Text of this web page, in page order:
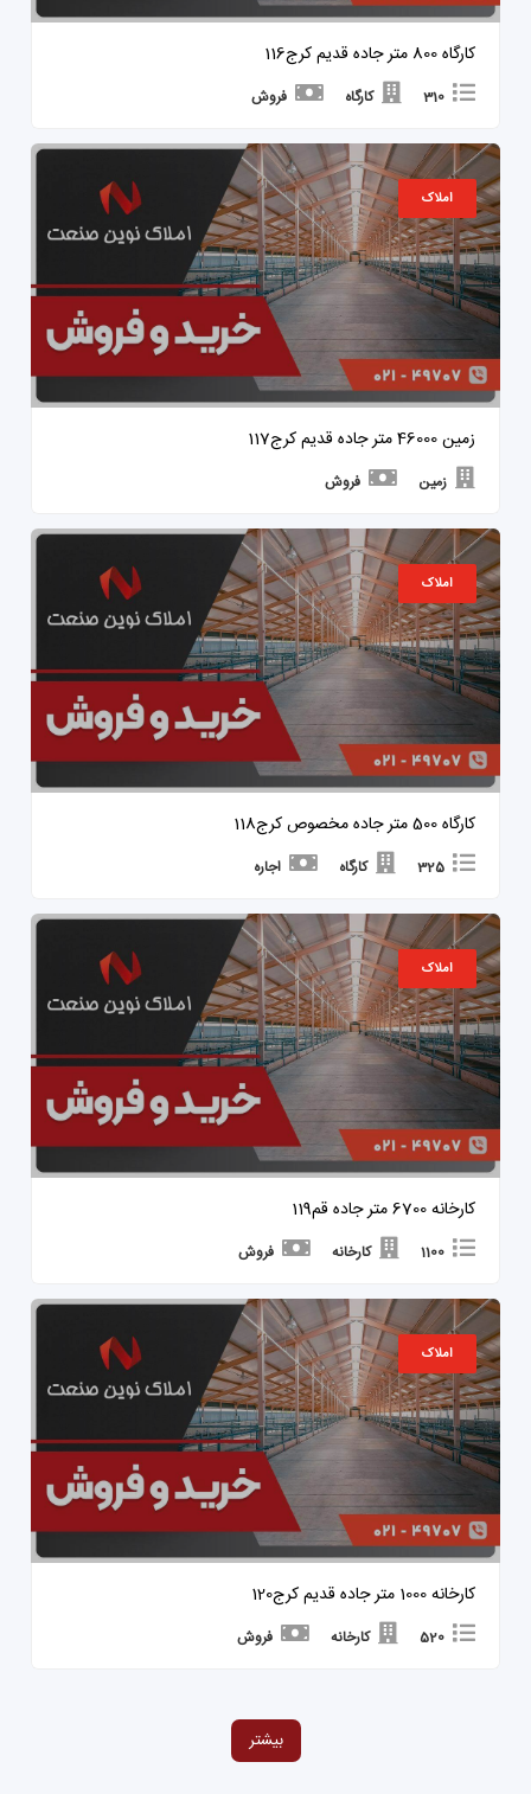
کارگاه 800 متر جاده قدیم کرج116
310 کارگاه فروش
املاک
زمین 46000 متر جاده قدیم کرج117
زمین فروش
املاک
کارگاه 500 متر جاده مخصوص کرج118
325 کارگاه اجاره
املاک
کارخانه 6700 متر جاده قم119
1100 کارخانه فروش
املاک
کارخانه 1000 متر جاده قدیم کرج120
520 کارخانه فروش
بیشتر